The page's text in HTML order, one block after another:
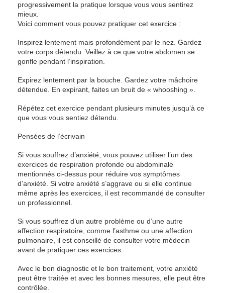
progressivement la pratique lorsque vous vous sentirez
mieux.
Voici comment vous pouvez pratiquer cet exercice :
Inspirez lentement mais profondément par le nez. Gardez
votre corps détendu. Veillez à ce que votre abdomen se
gonfle pendant l’inspiration.
Expirez lentement par la bouche. Gardez votre mâchoire
détendue. En expirant, faites un bruit de « whooshing ».
Répétez cet exercice pendant plusieurs minutes jusqu’à ce
que vous vous sentiez détendu.
Pensées de l’écrivain
Si vous souffrez d’anxiété, vous pouvez utiliser l’un des
exercices de respiration profonde ou abdominale
mentionnés ci-dessus pour réduire vos symptômes
d’anxiété. Si votre anxiété s’aggrave ou si elle continue
même après les exercices, il est recommandé de consulter
un professionnel.
Si vous souffrez d’un autre problème ou d’une autre
affection respiratoire, comme l’asthme ou une affection
pulmonaire, il est conseillé de consulter votre médecin
avant de pratiquer ces exercices.
Avec le bon diagnostic et le bon traitement, votre anxiété
peut être traitée et avec les bonnes mesures, elle peut être
contrôlée.